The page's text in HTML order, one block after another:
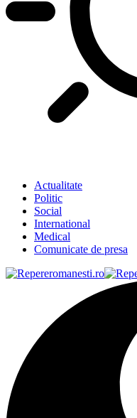
Actualitate
Politic
Social
International
Medical
Comunicate de presa